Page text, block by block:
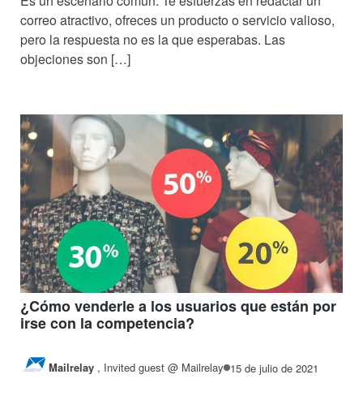
correo atractivo, ofreces un producto o servicio valioso,
pero la respuesta no es la que esperabas. Las
objeciones son […]
¿Cómo venderle a los usuarios que están por
irse con la competencia?
Mailrelay , Invited guest @ Mailrelay 15 de julio de 2021